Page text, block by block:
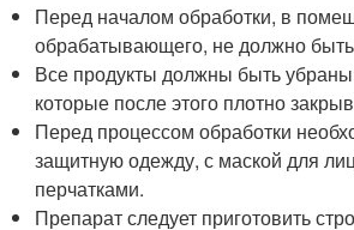
Перед началом обработки, в
обрабатывающего, не должно
Все продукты должны быть
которые после этого плотно
Перед процессом обработки
защитную одежду, с маской для
перчатками.
Препарат следует приготовить